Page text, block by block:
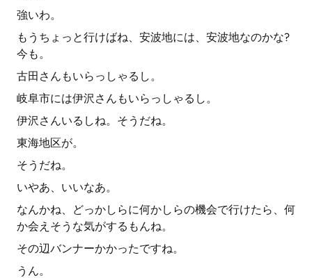
強いわ。
もうちょっと行けばね、安波地には、安波地なのかな?
今も。
古田さんもいらっしゃるし。
岐阜市には伊沢さんもいらっしゃるし。
伊沢さんいるしね。そうだね。
東海地区が。
そうだね。
いやあ、いいなあ。
なんかね、どっかしらに何かしらの機会で行けたら、何
か会えそうな気がするもんね。
その辺バンナーかかったですね。
うん。